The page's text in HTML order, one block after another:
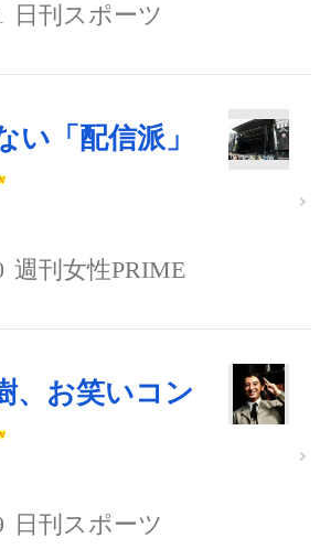
日刊スポーツ
い「配信派」
週刊女性PRIME
、お笑いコン
日刊スポーツ